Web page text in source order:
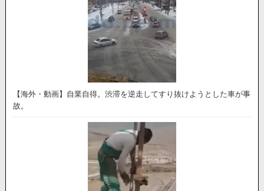
【海外・動画】自業自得。渋滞を逆走してすり抜けようとした車が事
故。